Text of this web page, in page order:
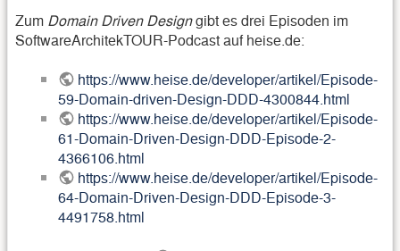
Zum Domain Driven Designgibt es drei Episoden im
SoftwareArchitekTOUR-Podcast auf heise.de:
https://www.heise.de/developer/artikel/Episode-
59-Domain-driven-Design-DDD-4300844.html
https://www.heise.de/developer/artikel/Episode-
61-Domain-Driven-Design-DDD-Episode-2-
4366106.html
https://www.heise.de/developer/artikel/Episode-
64-Domain-Driven-Design-DDD-Episode-3-
4491758.html